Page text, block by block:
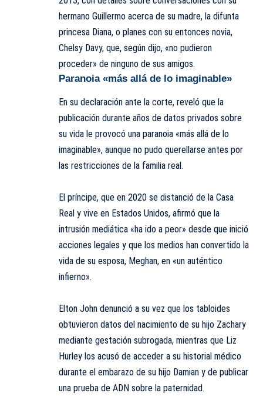
hermano Guillermo acerca de su madre, la difunta
princesa Diana, o planes con su entonces novia,
Chelsy Davy, que, según dijo, «no pudieron
proceder» de ninguno de sus amigos.
Paranoia «más allá de lo imaginable»
En su declaración ante la corte, reveló que la
publicación durante años de datos privados sobre
su vida le provocó una paranoia «más allá de lo
imaginable», aunque no pudo querellarse antes por
las restricciones de la familia real.
El príncipe, que en 2020 se distanció de la Casa
Real y vive en Estados Unidos, afirmó que la
intrusión mediática «ha ido a peor» desde que inició
acciones legales y que los medios han convertido la
vida de su esposa, Meghan, en «un auténtico
infierno».
Elton John denunció a su vez que los tabloides
obtuvieron datos del nacimiento de su hijo Zachary
mediante gestación subrogada, mientras que Liz
Hurley los acusó de acceder a su historial médico
durante el embarazo de su hijo Damian y de publicar
una prueba de ADN sobre la paternidad.